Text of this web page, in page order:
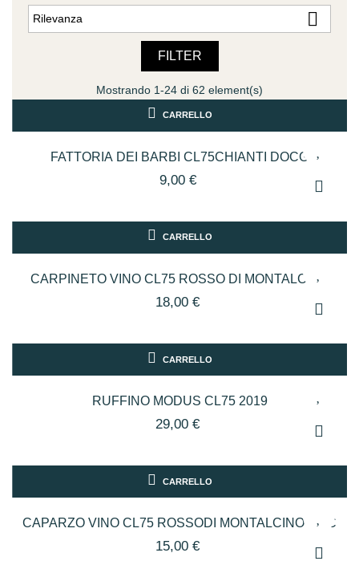
Rilevanza 
FILTER
Mostrando 1-24 di 62 element(s)
CARRELLO
FATTORIA DEI BARBI CL75CHIANTI DOCG
9,00 €
CARRELLO
CARPINETO VINO CL75 ROSSO DI MONTALCINO
18,00 €
CARRELLO
RUFFINO MODUS CL75 2019
29,00 €
CARRELLO
CAPARZO VINO CL75 ROSSODI MONTALCINO DOC
15,00 €